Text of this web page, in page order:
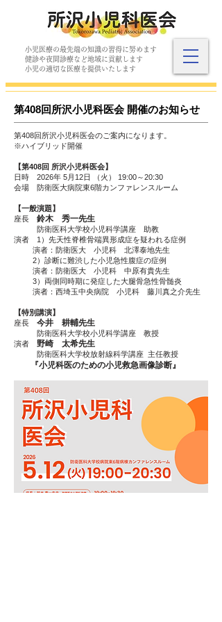
小児医療の最先端の知識の習得に努めます
​健診や夜間診療など地域に貢献します
​小児の適切な医療を提供いたします
​第408回所沢小児科医会 開催のお知らせ
第408回所沢小児科医会のご案内になります。
※ハイブリッド開催
【第408回 所沢小児科医会】
日時 2026年 5月12日 （火） 19:00～20:30
会場 防衛医大病院東6階カンファレンスルーム
【一般演題】
​座長
鈴木 秀一先生
防衛医科大学校小児科学講座 助教
演者 1）先天性脊椎骨端異形成症を疑われる症例
演者：防衛医大 小児科 北澤泰地先生
2）診断に難渋した小児急性腹症の症例
演者：防衛医大 小児科 中原有貴先生
3）両側同時期に発症した大腿骨急性骨髄炎
演者：西埼玉中央病院 小児科 藤川真之介先生
【特別講演】
座長
今井 耕輔先生
防衛医科大学校小児科学講座 教授
演者 野崎 太希先生
防衛医科大学校放射線科学講座 主任教授
『小児科医のための小児救急画像診断』